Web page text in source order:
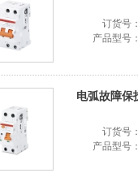
订货号
产品型号
电弧故障
订货号
产品型号